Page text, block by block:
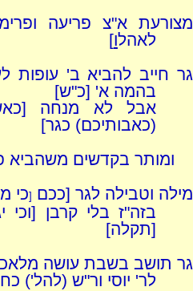
מצורעת א"צ פריעה
לאהלו]
גר חייב להביא ב' עופות
בהמה א' [כ"ש]
אבל לא מנחה
(כאבותיכם) כגר]
ומותר בקדשים משהביא
מילה וטבילה לגר [ככם [כי
בזה"ז בלי קרבן [וכי
[תקלה]
גר תושב בשבת עושה
לר' יוסי ור"ש (להל')